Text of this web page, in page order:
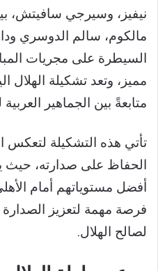
نيفيز، وسيرجي سافيتش،
مالكوم، سالم الدوسري
السيطرة على مجريات
مميز، وتعد تشكيلة الهلال
متابعةً بين الجماهير
تأتي هذه التشكيلة لتعكس
الحفاظ على صدارته، حيث
أفضل مستوياتهم أمام
فرصة مهمة لتعزيز
لصالح الهلال.